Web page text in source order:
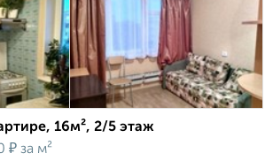
16м², 2/5 этаж
₽ за м²